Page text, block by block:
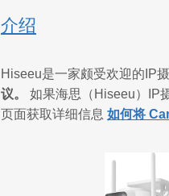
介绍
Hiseeu是一家颇受欢迎的IP
议。 如果海思（Hiseeu）IP
页面获取详细信息 如何将